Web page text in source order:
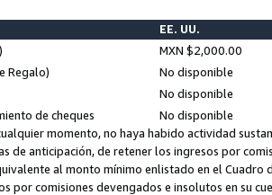
EE. UU.
MXN $2,000.00
Regalo)
No disponible
No disponible
de cheques
No disponible
momento, no haya habido actividad
de anticipación, de retener los ingresos por
al monto mínimo enlistado en el
por comisiones devengados e insolutos en su